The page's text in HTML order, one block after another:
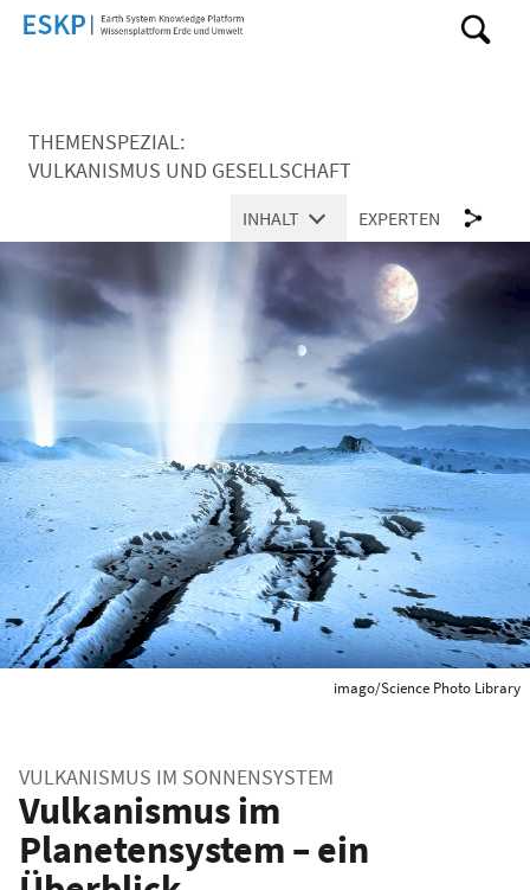
THEMENSPEZIAL:
VULKANISMUS UND GESELLSCHAFT
INHALT EXPERTEN
imago/Science Photo Library
VULKANISMUS IM SONNENSYSTEM
Vulkanismus im
Planetensystem – ein